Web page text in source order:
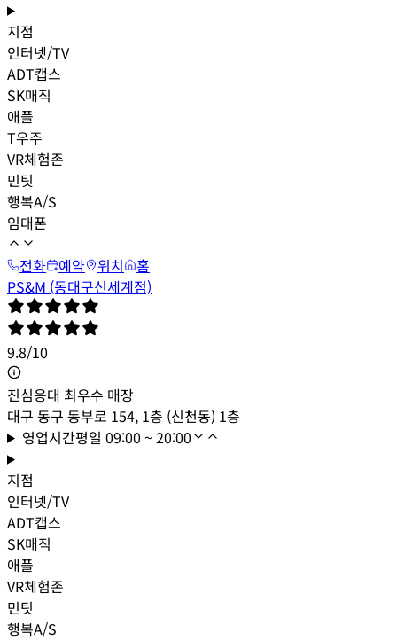
지점
인터넷/TV
ADT캡스
SK매직
애플
T우주
VR체험존
민팃
행복A/S
임대폰
전화
예약 위치
홈
PS&M (동대구신세계점)
9.8/10
진심응대 최우수 매장
대구 동구 동부로 154, 1층 (신천동) 1층
영업시간평일 09:00 ~ 20:00
지점
인터넷/TV
ADT캡스
SK매직
애플
VR체험존
민팃
행복A/S